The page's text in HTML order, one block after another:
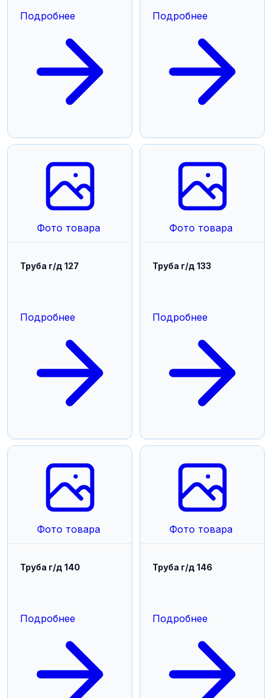
Подробнее Подробнее
Фото товара
Труба г/д 127
Подробнее
Фото товара
Труба г/д 133
Подробнее
Фото товара
Труба г/д 140
Подробнее
Фото товара
Труба г/д 146
Подробнее